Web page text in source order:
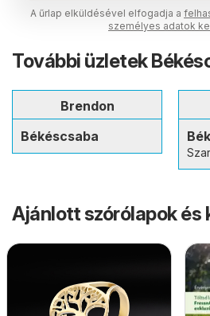
A űrlap elküldésével elfogadja a
személyes adatok
További üzletek
Brendon
Békéscsaba
Ajánlott szórólapok és